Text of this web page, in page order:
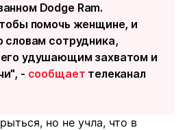
Dodge Ram.
помочь женщине, и
словам сотрудника,
удушающим захватом и
- сообщает телеканал
но не учла, что в